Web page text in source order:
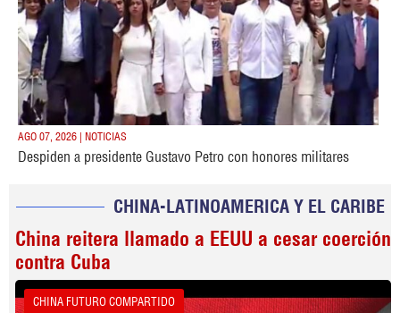
AGO 07, 2026 | NOTICIAS
Despiden a presidente Gustavo Petro con honores militares
CHINA-LATINOAMERICA Y EL CARIBE
China reitera llamado a EEUU a cesar coerción
contra Cuba
CHINA FUTURO COMPARTIDO